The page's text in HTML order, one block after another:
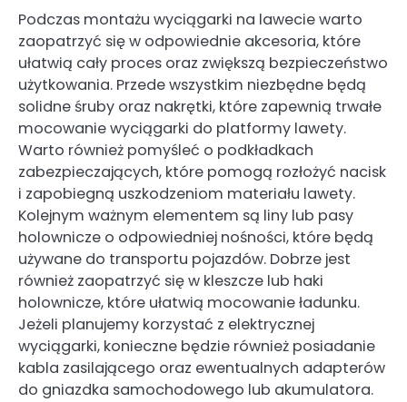
Podczas montażu wyciągarki na lawecie warto
zaopatrzyć się w odpowiednie akcesoria, które
ułatwią cały proces oraz zwiększą bezpieczeństwo
użytkowania. Przede wszystkim niezbędne będą
solidne śruby oraz nakrętki, które zapewnią trwałe
mocowanie wyciągarki do platformy lawety.
Warto również pomyśleć o podkładkach
zabezpieczających, które pomogą rozłożyć nacisk
i zapobiegną uszkodzeniom materiału lawety.
Kolejnym ważnym elementem są liny lub pasy
holownicze o odpowiedniej nośności, które będą
używane do transportu pojazdów. Dobrze jest
również zaopatrzyć się w kleszcze lub haki
holownicze, które ułatwią mocowanie ładunku.
Jeżeli planujemy korzystać z elektrycznej
wyciągarki, konieczne będzie również posiadanie
kabla zasilającego oraz ewentualnych adapterów
do gniazdka samochodowego lub akumulatora.